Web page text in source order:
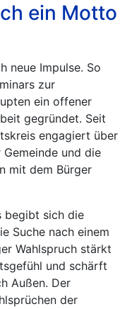
ein Motto
neue Impulse. So
zur
ein offener
gegründet. Seit
engagiert über
und die
mit dem Bürger
begibt sich die
Suche nach einem
Wahlspruch stärkt
und schärft
Außen. Der
der